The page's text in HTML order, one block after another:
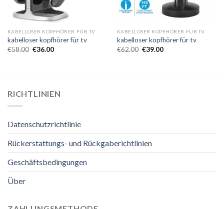
KABELLOSER KOPFHÖRER FÜR TV
kabelloser kopfhörer für tv
€58.00 €36.00
KABELLOSER KOPFHÖRER FÜR TV
kabelloser kopfhörer für tv
€62.00 €39.00
RICHTLINIEN
Datenschutzrichtlinie
Rückerstattungs- und Rückgaberichtlinien
Geschäftsbedingungen
Über